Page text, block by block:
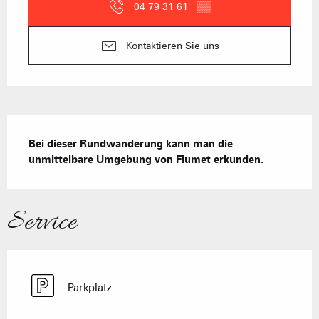
04 79 31 61 ▒▒
Kontaktieren Sie uns
Bei dieser Rundwanderung kann man die
unmittelbare Umgebung von Flumet erkunden.
Service
Parkplatz